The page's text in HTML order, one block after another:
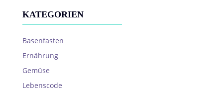
KATEGORIEN
Basenfasten
Ernährung
Gemüse
Lebenscode